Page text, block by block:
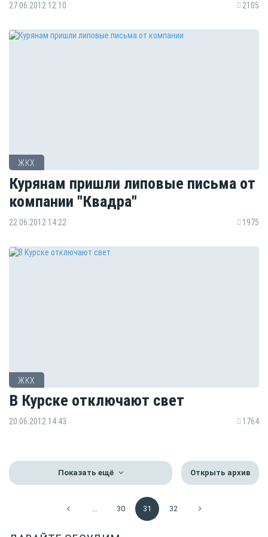
27.06.2012 12:10 2105
ЖКХ
Курянам пришли липовые письма от
компании "Квадра"
22.06.2012 14:22 1975
ЖКХ
В Курске отключают свет
20.06.2012 14:43 1764
Показать ещё Открыть архив
30 31 32